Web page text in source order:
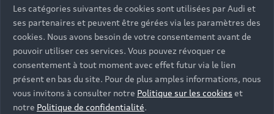
Les catégories suivantes de cookies sont utilisées par Audi et
ses partenaires et peuvent être gérées via les paramètres des
cookies. Nous avons besoin de votre consentement avant de
pouvoir utiliser ces services. Vous pouvez révoquer ce
consentement à tout moment avec effet futur via le lien
présent en bas du site. Pour de plus amples informations, nous
vous invitons à consulter notre Politique sur les cookies et
notre Politique de confidentialité.